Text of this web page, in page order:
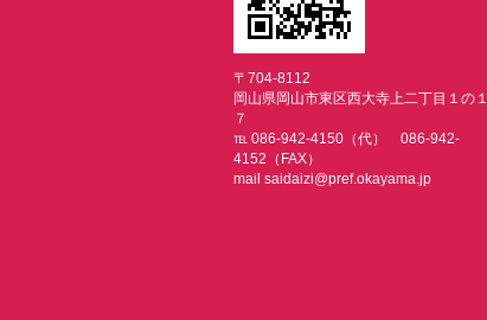
〒704-8112
岡山県岡山市東区西大寺上二丁目１の１
７
℡ 086-942-4150（代） 086-942-
4152（FAX）
mail saidaizi@pref.okayama.jp